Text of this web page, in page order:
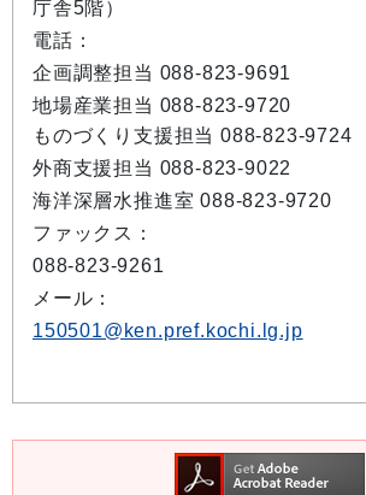
庁舎5階）
電話：
企画調整担当 088-823-9691
地場産業担当 088-823-9720
ものづくり支援担当 088-823-9724
外商支援担当 088-823-9022
海洋深層水推進室 088-823-9720
ファックス：
088-823-9261
メール：
150501@ken.pref.kochi.lg.jp